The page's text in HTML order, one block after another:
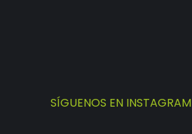
SÍGUENOS EN INSTAGRAM